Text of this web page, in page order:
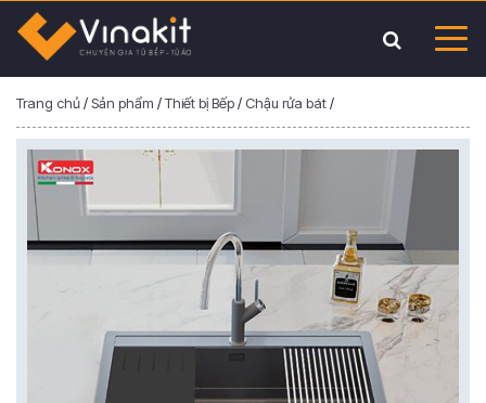
Trang chủ/Sản phẩm /Thiết bị Bếp/ Chậu rửa bát/